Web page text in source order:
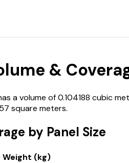
&
a volume of 0.104188 cubic
square meters.
by Panel Size
Weight (kg)